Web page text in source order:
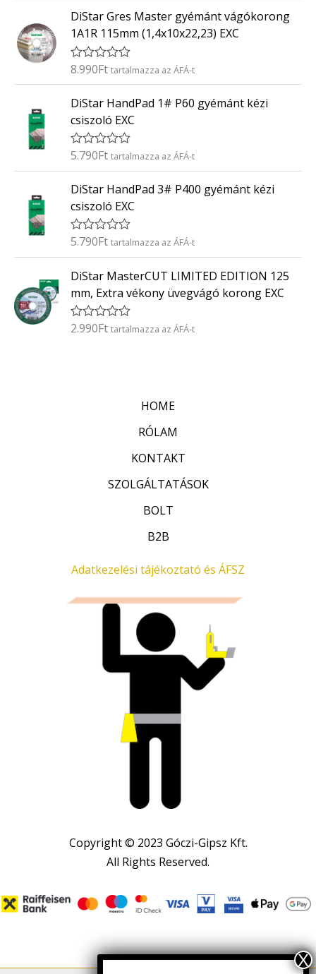
/
5
é
k
e
l
é
s
:
/
5
DiStar Gres Master gyémánt vágókorong
1A1R 115mm (1,4x10x22,23) EXC
É
é
e
l
é
s
:
/
5
8.990Ft tartalmazza az ÁFÁ-t
DiStar HandPad 1# P60 gyémánt kézi
csiszoló EXC
É
é
e
l
s
:
/
5
5.790Ft tartalmazza az ÁFÁ-t
DiStar HandPad 3# P400 gyémánt kézi
csiszoló EXC
É
é
e
l
é
s
5.790Ft tartalmazza az ÁFÁ-t
DiStar MasterCUT LIMITED EDITION 125
mm, Extra vékony üvegvágó korong EXC
É
2.990Ft tartalmazza az ÁFÁ-t
HOME
RÓLAM
KONTAKT
SZOLGÁLTATÁSOK
BOLT
B2B
Adatkezelési tájékoztató és ÁFSZ
Copyright © 2023 Góczi-Gipsz Kft.
All Rights Reserved.